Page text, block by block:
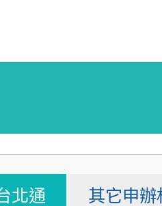
北通 其它申辦